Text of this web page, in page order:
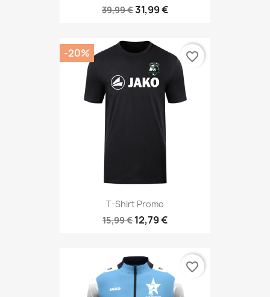
39,99 €31,99 €
T-Shirt Promo
15,99 € 12,79 €
-20% favorite_border
favorite_border